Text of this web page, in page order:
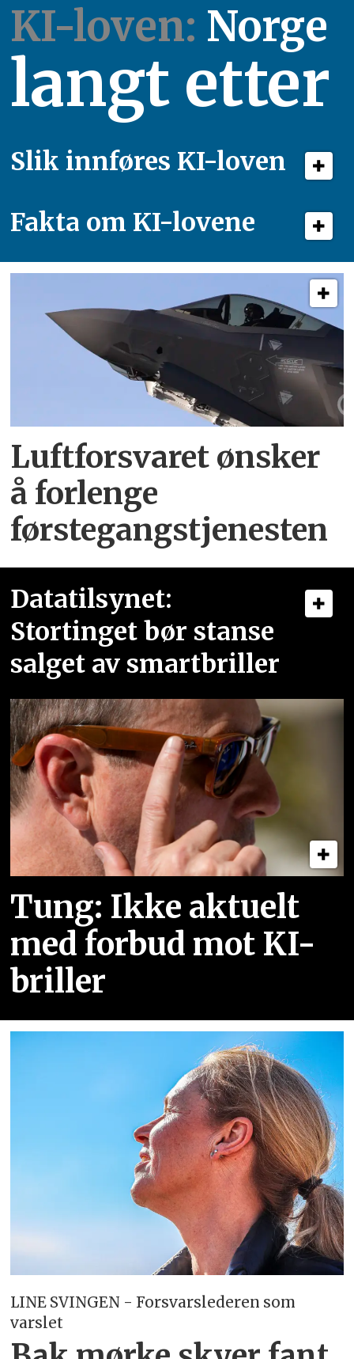
KI-loven: Norge
langt etter
Slik innføres KI-loven
Fakta om KI-lovene
Luftforsvaret ønsker
å forlenge
førstegangstjenesten
Datatilsynet:
Stortinget bør stanse
salget av smartbriller
Tung: Ikke aktuelt
med forbud mot KI-
briller
LINE SVINGEN - Forsvarslederen som
varslet